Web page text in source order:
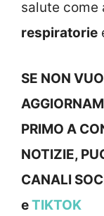
salute come
respiratorie
SE NON
PRIMO A
NOTIZIE,
CANALI
eTIKTOK